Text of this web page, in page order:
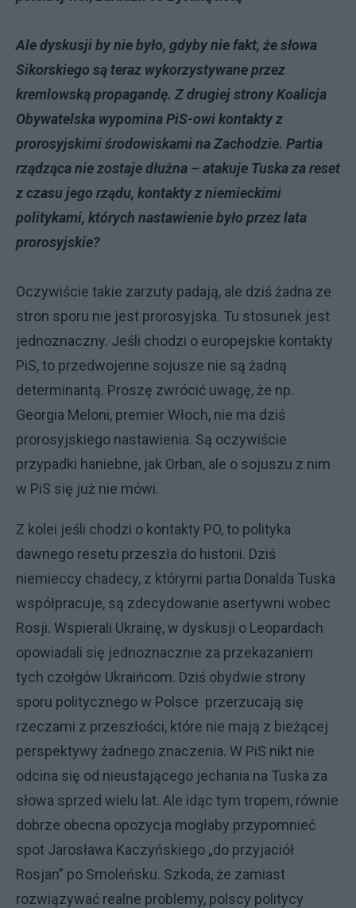
Ale dyskusji by nie było, gdyby nie fakt, że słowa
Sikorskiego są teraz wykorzystywane przez
kremlowską propagandę. Z drugiej strony Koalicja
Obywatelska wypomina PiS-owi kontakty z
prorosyjskimi środowiskami na Zachodzie. Partia
rządząca nie zostaje dłużna – atakuje Tuska za reset
z czasu jego rządu, kontakty z niemieckimi
politykami, których nastawienie było przez lata
prorosyjskie?
Oczywiście takie zarzuty padają, ale dziś żadna ze
stron sporu nie jest prorosyjska. Tu stosunek jest
jednoznaczny. Jeśli chodzi o europejskie kontakty
PiS, to przedwojenne sojusze nie są żadną
determinantą. Proszę zwrócić uwagę, że np.
Georgia Meloni, premier Włoch, nie ma dziś
prorosyjskiego nastawienia. Są oczywiście
przypadki haniebne, jak Orban, ale o sojuszu z nim
w PiS się już nie mówi.
Z kolei jeśli chodzi o kontakty PO, to polityka
dawnego resetu przeszła do historii. Dziś
niemieccy chadecy, z którymi partia Donalda Tuska
współpracuje, są zdecydowanie asertywni wobec
Rosji. Wspierali Ukrainę, w dyskusji o Leopardach
opowiadali się jednoznacznie za przekazaniem
tych czołgów Ukraińcom. Dziś obydwie strony
sporu politycznego w Polsce przerzucają się
rzeczami z przeszłości, które nie mają z bieżącej
perspektywy żadnego znaczenia. W PiS nikt nie
odcina się od nieustającego jechania na Tuska za
słowa sprzed wielu lat. Ale idąc tym tropem, równie
dobrze obecna opozycja mogłaby przypomnieć
spot Jarosława Kaczyńskiego „do przyjaciół
Rosjan” po Smoleńsku. Szkoda, że zamiast
rozwiązywać realne problemy, polscy politycy